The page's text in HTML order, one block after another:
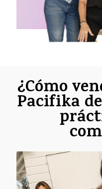
¿Cómo
Pacifika